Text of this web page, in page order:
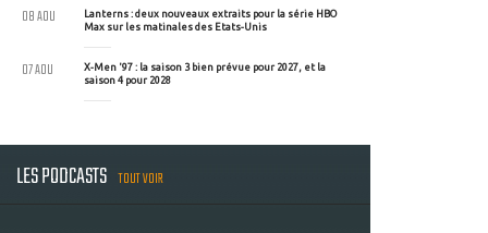
Lanterns : deux nouveaux extraits pour la série HBO
Max sur les matinales des Etats-Unis
08 AOU
X-Men '97 : la saison 3 bien prévue pour 2027, et la
saison 4 pour 2028
07 AOU
LES PODCASTS TOUT VOIR